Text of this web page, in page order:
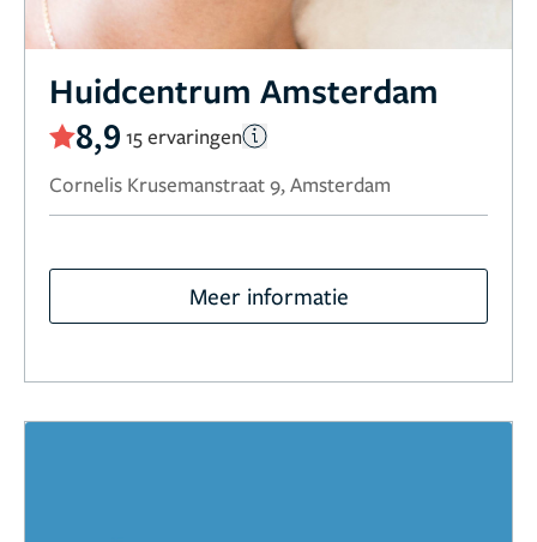
Huidcentrum Amsterdam
8,9 15 ervaringen
Cornelis Krusemanstraat 9, Amsterdam
Meer informatie